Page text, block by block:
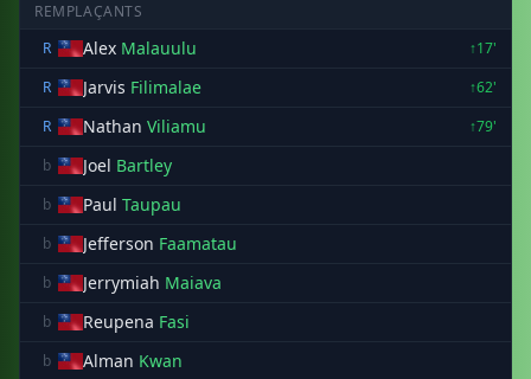
REMPLAÇANTS
R
Alex Malauulu
↑17'
R
Jarvis Filimalae
↑62'
R
Nathan Viliamu
↑79'
b
Joel Bartley
b Paul Taupau
b Jefferson Faamatau
b Jerrymiah Maiava
b Reupena Fasi
b Alman Kwan